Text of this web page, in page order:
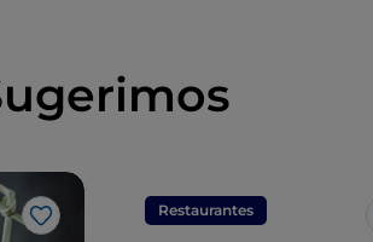
Me gusta
Restaurantes